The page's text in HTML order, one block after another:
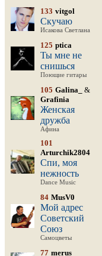
133 vitgol
Скучаю
Исакова Светлана
125 ptica
Ты мне не
снишься
Поющие гитары
105 Galina_
&
Grafinia
Женская
дружба
Афина
101
Arturchik2804
Спи, моя
нежность
Dance Music
84 MusV0
Мой адрес
Советский
Союз
Самоцветы
77 merus